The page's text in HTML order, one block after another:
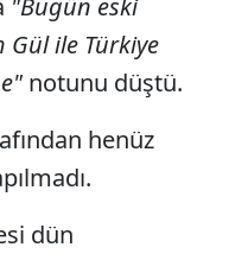
"Bugün eski
Gül ile Türkiye
notunu düştü.
henüz
dün